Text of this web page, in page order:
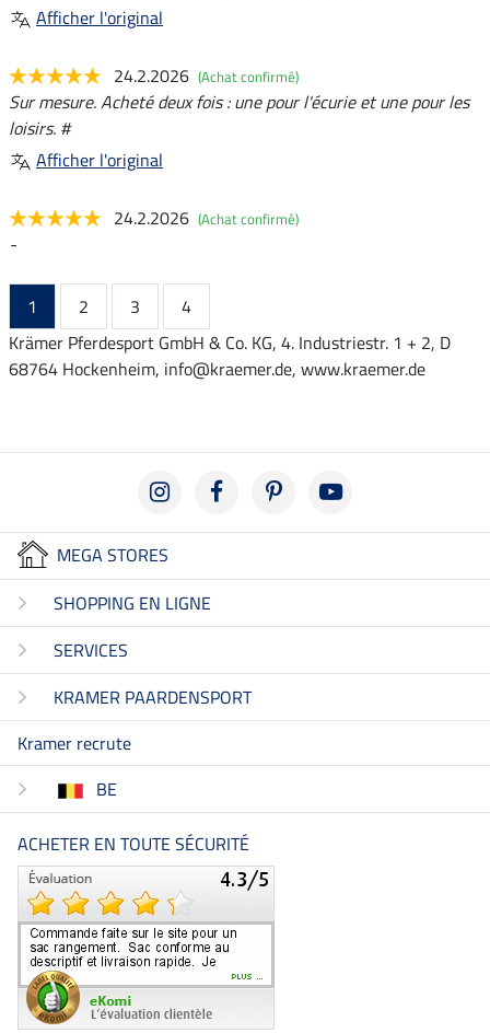
Afficher l'original
24.2.2026 (Achat confirmé)
Sur mesure. Acheté deux fois : une pour l'écurie et une pour les
loisirs. #
Afficher l'original
24.2.2026 (Achat confirmé)
-
1 2 3
4
Krämer Pferdesport GmbH & Co. KG, 4. Industriestr. 1 + 2, D
68764 Hockenheim, info@kraemer.de, www.kraemer.de
MEGA STORES
SHOPPING EN LIGNE
SERVICES
KRAMER PAARDENSPORT
Kramer recrute
BE
ACHETER EN TOUTE SÉCURITÉ